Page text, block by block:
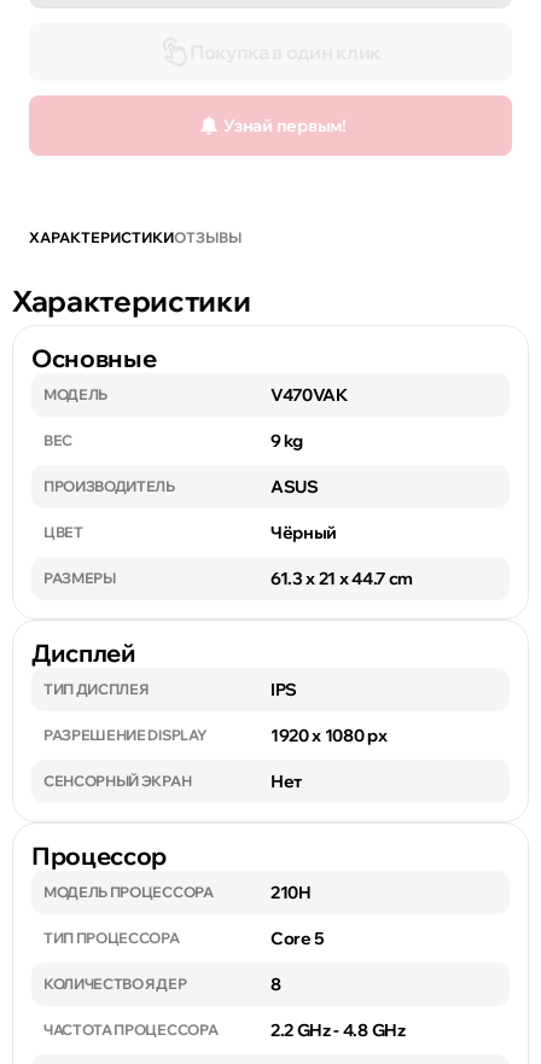
Узнай первым!
ХАРАКТЕРИСТИКИОТЗЫВЫ
Характеристики
Основные
МОДЕЛЬ V470VAK
ВЕС 9 kg
ПРОИЗВОДИТЕЛЬ ASUS
ЦВЕТ Чёрный
РАЗМЕРЫ 61.3 x 21 x 44.7 cm
Дисплей
ТИП ДИСПЛЕЯ IPS
РАЗРЕШЕНИЕ DISPLAY 1920 x 1080 px
СЕНСОРНЫЙ ЭКРАН Нет
Процессор
МОДЕЛЬ ПРОЦЕССОРА 210H
ТИП ПРОЦЕССОРА Core 5
КОЛИЧЕСТВО ЯДЕР 8
ЧАСТОТА ПРОЦЕССОРА 2.2 GHz - 4.8 GHz